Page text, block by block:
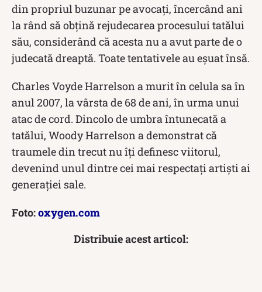
din propriul buzunar pe avocați, încercând ani
la rând să obțină rejudecarea procesului tatălui
său, considerând că acesta nu a avut parte de o
judecată dreaptă. Toate tentativele au eșuat însă.
Charles Voyde Harrelson a murit în celula sa în
anul 2007, la vârsta de 68 de ani, în urma unui
atac de cord. Dincolo de umbra întunecată a
tatălui, Woody Harrelson a demonstrat că
traumele din trecut nu îți definesc viitorul,
devenind unul dintre cei mai respectați artiști ai
generației sale.
Foto:oxygen.com
Distribuie acest articol: